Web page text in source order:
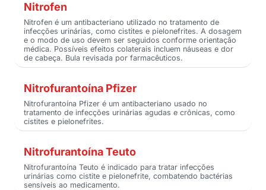
Nitrofen
Nitrofen é um antibacteriano utilizado no tratamento de
infecções urinárias, como cistites e pielonefrites. A dosagem
e o modo de uso devem ser seguidos conforme orientação
médica. Possíveis efeitos colaterais incluem náuseas e dor
de cabeça. Bula revisada por farmacêuticos.
Nitrofurantoína Pfizer
Nitrofurantoína Pfizer é um antibacteriano usado no
tratamento de infecções urinárias agudas e crônicas, como
cistites e pielonefrites.
Nitrofurantoína Teuto
Nitrofurantoína Teuto é indicado para tratar infecções
urinárias como cistite e pielonefrite, combatendo bactérias
sensíveis ao medicamento.